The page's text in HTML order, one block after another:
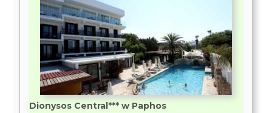
Dionysos Central*** w Paphos